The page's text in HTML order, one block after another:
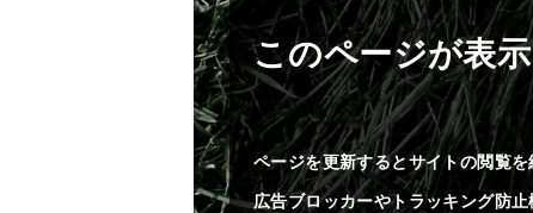
このページが表
ページを更新するとサイトの閲覧を
広告ブロッカーやトラッキング防